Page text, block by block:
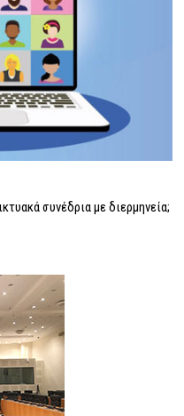
συνέδρια με διερμηνεία;